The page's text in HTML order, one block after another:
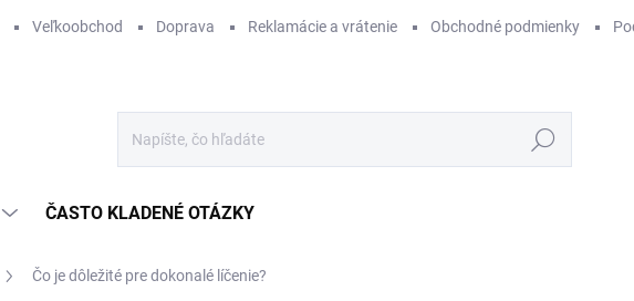
Veľkoobchod Doprava Reklamácie a vrátenie Obchodné podmienky
Hľadať
ČASTO KLADENÉ OTÁZKY
Čo je dôležité pre dokonalé líčenie?